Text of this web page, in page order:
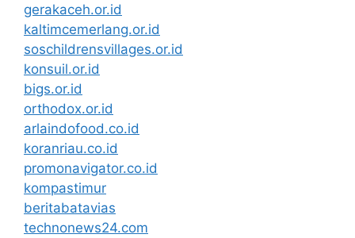
gerakaceh.or.id
kaltimcemerlang.or.id
soschildrensvillages.or.id
konsuil.or.id
bigs.or.id
orthodox.or.id
arlaindofood.co.id
koranriau.co.id
promonavigator.co.id
kompastimur
beritabatavias
technonews24.com